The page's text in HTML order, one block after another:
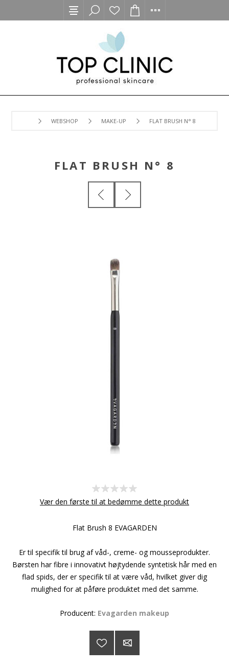
WEBSHOP MAKE-UP FLAT BRUSH N° 8
FLAT BRUSH N° 8
Vær den første til at bedømme dette produkt
Flat Brush 8 EVAGARDEN
Er til specifik til brug af våd-, creme- og mousseprodukter.
Børsten har fibre i innovativt højtydende syntetisk hår med en
flad spids, der er specifik til at være våd, hvilket giver dig
mulighed for at påføre produktet med det samme.
Producent: Evagarden makeup